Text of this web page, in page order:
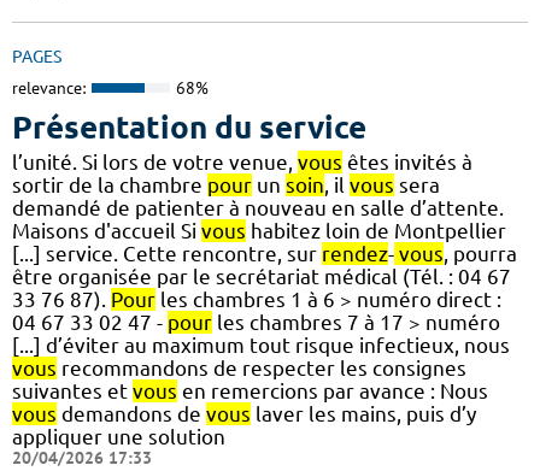
PAGES
relevance: 68%
Présentation du service
l’unité. Si lors de votre venue, vous êtes invités à
sortir de la chambre pour un soin, il vous sera
demandé de patienter à nouveau en salle d’attente.
Maisons d'accueil Si vous habitez loin de Montpellier
[...] service. Cette rencontre, sur rendez- vous, pourra
être organisée par le secrétariat médical (Tél. : 04 67
33 76 87). Pour les chambres 1 à 6 > numéro direct :
04 67 33 02 47 - pour les chambres 7 à 17 > numéro
[...] d’éviter au maximum tout risque infectieux, nous
vous recommandons de respecter les consignes
suivantes et vous en remercions par avance : Nous
vous demandons de vous laver les mains, puis d’y
appliquer une solution
20/04/2026 17:33